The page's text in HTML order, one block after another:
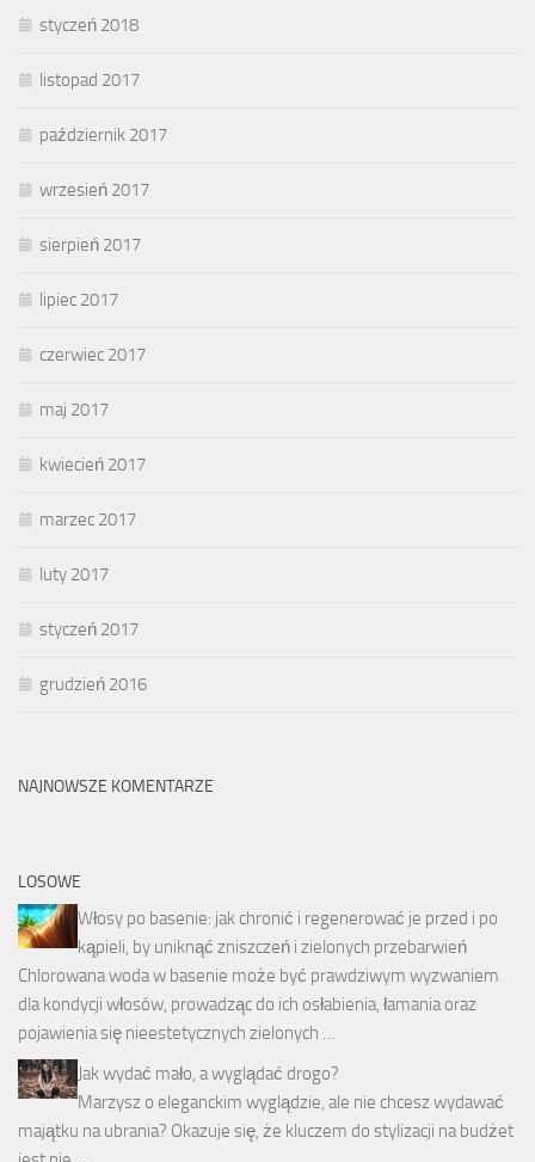
styczeń 2018
listopad 2017
październik 2017
wrzesień 2017
sierpień 2017
lipiec 2017
czerwiec 2017
maj 2017
kwiecień 2017
marzec 2017
luty 2017
styczeń 2017
grudzień 2016
NAJNOWSZE KOMENTARZE
LOSOWE
Włosy po basenie: jak chronić i regenerować je przed i po
kąpieli, by uniknąć zniszczeń i zielonych przebarwień
Chlorowana woda w basenie może być prawdziwym wyzwaniem
dla kondycji włosów, prowadząc do ich osłabienia, łamania oraz
pojawienia się nieestetycznych zielonych …
Jak wydać mało, a wyglądać drogo?
Marzysz o eleganckim wyglądzie, ale nie chcesz wydawać
majątku na ubrania? Okazuje się, że kluczem do stylizacji na budżet